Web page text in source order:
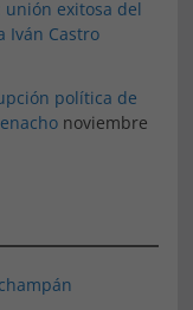
unión exitosa del
Iván Castro
política de
noviembre